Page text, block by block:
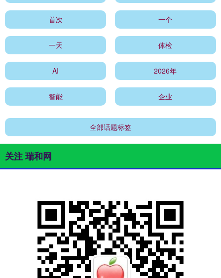
首次 一个
一天 体检
AI 2026年
智能 企业
全部话题标签
关注 瑞和网